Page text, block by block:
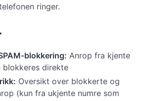
ringer.
blokkering: Anrop fra kjente
blokkeres direkte
Oversikt over blokkerte og
(kun fra ukjente numre som